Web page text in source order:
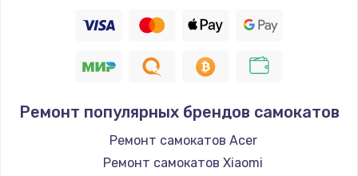
Ремонт популярных брендов самокатов
Ремонт самокатов Acer
Ремонт самокатов Xiaomi